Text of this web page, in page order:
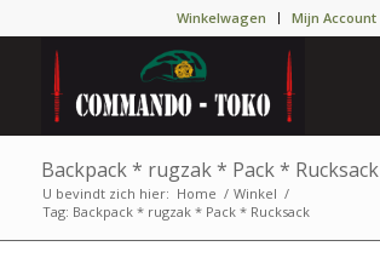
Winkelwagen Mijn Account
Backpack * rugzak * Pack * Rucksack
U bevindt zich hier: Home / Winkel /
Tag: Backpack * rugzak * Pack * Rucksack